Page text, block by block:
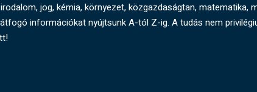
jog, kémia, környezet, közgazdaságtan, matematika,
információkat nyújtsunk A-tól Z-ig. A tudás nem